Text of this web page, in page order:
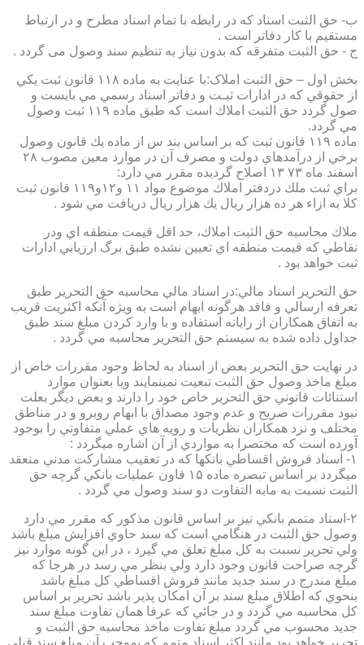
ب- حق الثبت اسناد كه در رابطه با تمام اسناد مطرح و در ارتباط
مستقيم با كار دفاتر است .
ج - حق الثبت متفرقه كه بدون نياز به تنظیم سند وصول می گردد .
بخش اول – حق الثبت املاک:با عنايت به ماده ۱۱۸ قانون ثبت يكي
از حقوقي كه در ادارات ثبـت و دفاتر اسناد رسمي مي بايست و
صول گردد حق الثبت املاك است كه طبق ماده ۱۱۹ ثبت وصول
مي گردد.
ماده ۱۱۹ قانون ثبت كه بر اساس بند س از ماده يك قانون وصول
برخي از درآمدهاي دولت و مصرف آن در موارد معين مصوب ۲۸
اسفند ماه ۷۳ ۱۳ اصلاح گرديده مقرر مي دارد:
براي ثبت ملك دردفتر املاك موضوع مواد ۱۱ و۱۲و۱۱۹ قانون ثبت
كلا به ازاء هر ده هزار ريال يك هزار ريال دريافت مي شود .
ملاك محاسبه حق الثبت املاك، حد اقل قيمت منطقه اي ودر
نقاطي كه قيمت منطقه اي تعيين نشده طبق برگ ارزيابي ادارات
ثبت خواهد بود .
حق التحرير اسناد مالي:در اسناد مالي محاسبه حق التحرير طبق
تعرفه ارسالي و فاقد هرگونه ابهام است به ويژه آنكه اكثريت قريب
به اتفاق همكاران از رايانه استفاده و با وارد كردن مبلغ سند طبق
جداول داده شده به سيستم حق التحرير محاسبه مي گردد .
در نهايت حق التحرير بعض از اسناد به لحاظ وجود مقررات خاص از
مبلغ ماخذ وصول حق الثبت تبعيت نمينمايند ويا بعنوان موارد
استنائات قانوني حق التحرير خاص خود را دارند و بعض ديگر بعلت
نبود مقررات صريح و عدم وجود مصداق با ابهام روبرو و در مناطق
مختلف و نزد همكاران نظريات و رويه هاي عملي متفاوتي را بوجود
آورده است كه مختصرا به مواردي از آن اشاره ميگردد :
۱- اسناد فروش اقساطي بانكها كه در تعقيب مشاركت مدني منعقد
ميگردد بر اساس تبصره ماده ۱۵ قاون عمليات بانكي گرچه حق
الثبت نسبت به مابه التفاوت دو سند وصول مي گردد .
۲-اسناد متمم بانكي نيز بر اساس قانون مذكور كه مقرر مي دارد
وصول حق الثبت در هنگامي است كه سند حاوي افزايش مبلغ باشد
ولي تحرير نسبت به كل مبلغ تعلق مي گيرد ، در اين گونه موارد نيز
گرچه صراحت قانون وجود دارد ولي بنظر مي رسد در هرجا كه
مبلغ مندرج در سند جديد مانند فروش اقساطي كل مبلغ باشد
بنحوي كه اطلاق مبلغ سند بر آن امكان پذير باشد تحرير بر اساس
كل محاسبه مي گردد و در جائي كه عرفا همان تفاوت مبلغ سند
جديد محسوب مي گردد مبلغ تفاوت ماخذ محاسبه حق الثبت و